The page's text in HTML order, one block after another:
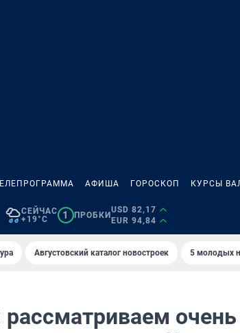
АФИША ГОРОСКОП КУРСЫ
СЕЙЧАС
+19°C
1 ПРОБКИ
USD 82,17
EUR 94,84
Августовский каталог новостроек 5 молодых
рассматриваем очень